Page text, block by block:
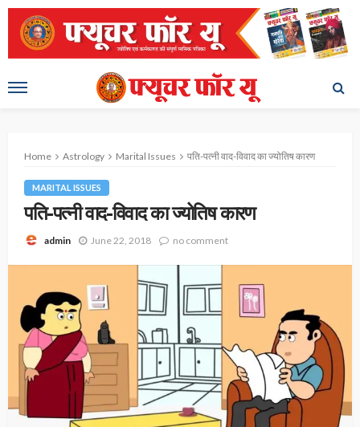
Home Astrology Marital Issues पति-पत्नी वाद-विवाद का ज्योतिष कारण
MARITAL ISSUES
पति-पत्नी वाद-विवाद का ज्योतिष कारण
admin June 22, 2018 no comment